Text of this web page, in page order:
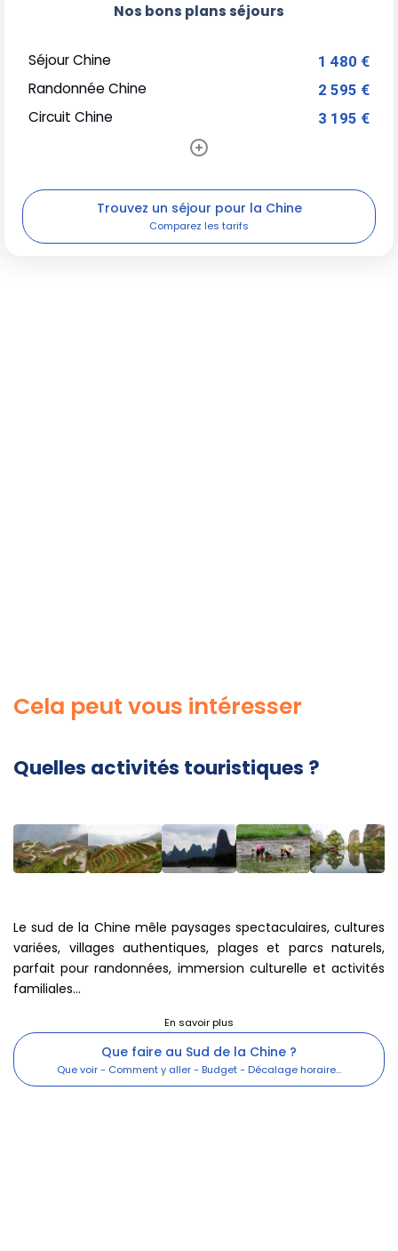
Nos bons plans séjours
Séjour Chine 1 480 €
Randonnée Chine 2 595 €
Circuit Chine 3 195 €
Trouvez un séjour pour la Chine
Cela peut vous intéresser
Quelles activités touristiques ?
Le sud de la Chine mêle paysages spectaculaires, cultures
variées, villages authentiques, plages et parcs naturels,
parfait pour randonnées, immersion culturelle et activités
familiales...
Que faire au Sud de la Chine ?